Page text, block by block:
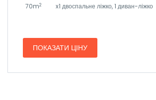
70m2 x1 двоспальне ліжко, 1 диван-ліжко
ПОКАЗАТИ ЦІНУ